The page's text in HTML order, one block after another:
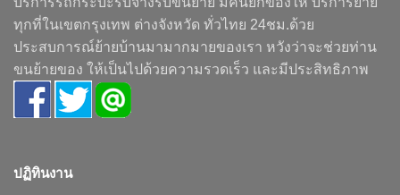
ทุกที่ในเขตกรุงเทพ ต่างจังหวัด ทั่วไทย 24ชม.ด้วย
ประสบการณ์ย้ายบ้านมามากมายของเรา หวังว่าจะช่วยท่าน
ขนย้ายของ ให้เป็นไปด้วยความรวดเร็ว และมีประสิทธิภาพ
ปฏิทินงาน